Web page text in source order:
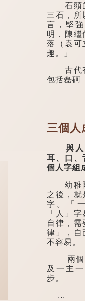
石頭的
三石，所
言，堅
明．陳繼
落（袁可
趣。」
古代有
包括磊砢
三個人
與人相
耳、口、
個人字組
幼稚園
之後，就
字。「
「人」
自律，
律」，自
不容易。
兩個人
及一主
步。
...